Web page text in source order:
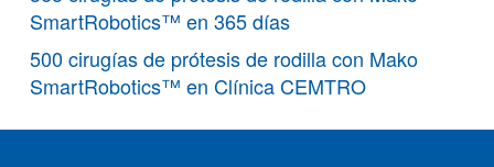
SmartRobotics™ en 365 días
500 cirugías de prótesis de rodilla con Mako
SmartRobotics™ en Clínica CEMTRO